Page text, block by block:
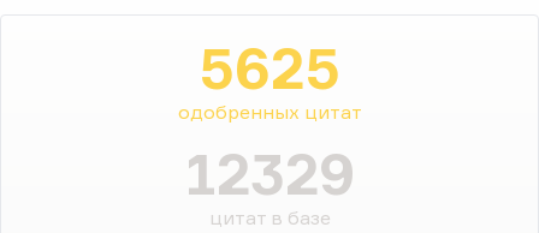
5625
одобренных цитат
12329
цитат в базе